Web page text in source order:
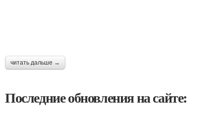
читать дальше →
Последние обновления на сайте: